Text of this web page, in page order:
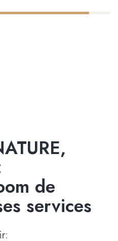
de
services